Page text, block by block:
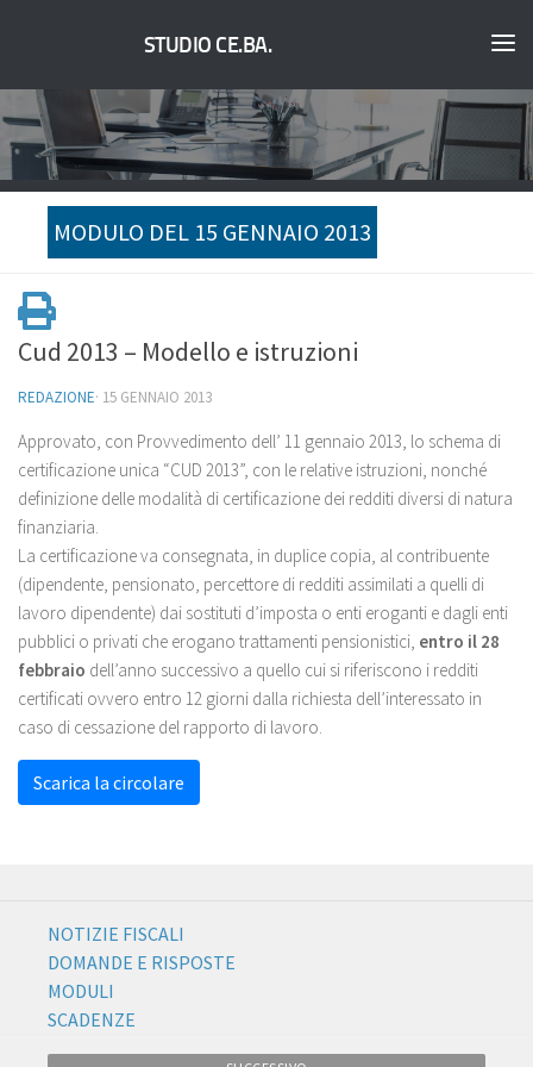
STUDIO CE.BA.
MODULO DEL 15 GENNAIO 2013
Cud 2013 – Modello e istruzioni
REDAZIONE· 15 GENNAIO 2013
Approvato, con Provvedimento dell’ 11 gennaio 2013, lo schema di
certificazione unica “CUD 2013”, con le relative istruzioni, nonché
definizione delle modalità di certificazione dei redditi diversi di natura
finanziaria.
La certificazione va consegnata, in duplice copia, al contribuente
(dipendente, pensionato, percettore di redditi assimilati a quelli di
lavoro dipendente) dai sostituti d’imposta o enti eroganti e dagli enti
pubblici o privati che erogano trattamenti pensionistici, entro il 28
febbraio dell’anno successivo a quello cui si riferiscono i redditi
certificati ovvero entro 12 giorni dalla richiesta dell’interessato in
caso di cessazione del rapporto di lavoro.
Scarica la circolare
NOTIZIE FISCALI
DOMANDE E RISPOSTE
MODULI
SCADENZE